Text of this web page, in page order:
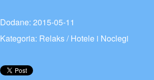
Dodane: 2015-05-11
Kategoria: Relaks / Hotele i Noclegi